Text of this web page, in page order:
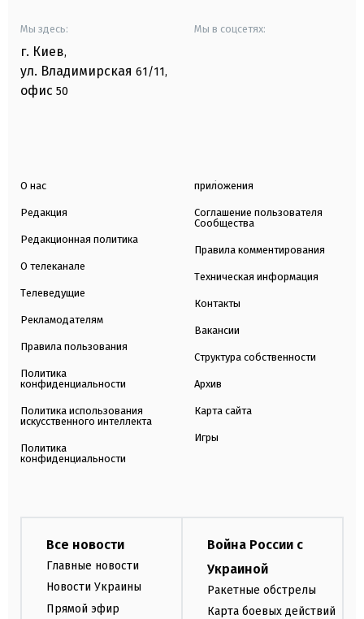
Мы здесь:
г. Киев,
ул. Владимирская 61/11,
офис 50
Мы в соцсетях:
О нас
Редакция
Редакционная политика
О телеканале
Телеведущие
Рекламодателям
Правила пользования
Политика
конфиденциальности
Политика использования
искусственного интеллекта
Политика
конфиденциальности
приложения
Соглашение пользователя
Сообщества
Правила комментирования
Техническая информация
Контакты
Вакансии
Структура собственности
Архив
Карта сайта
Игры
Все новости
Главные новости
Новости Украины
Прямой эфир
Война России с
Украиной
Ракетные обстрелы
Карта боевых действий